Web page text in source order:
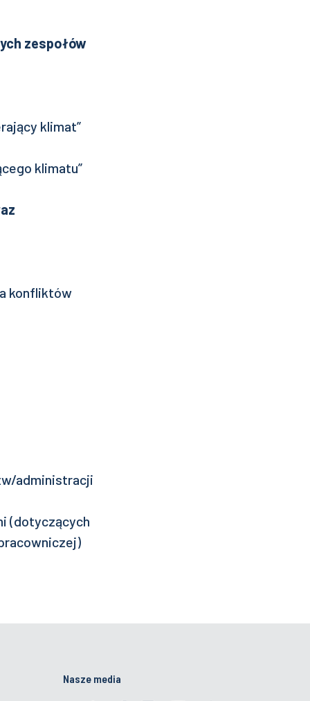
zespołów
klimat”
klimatu”
konfliktów
administracji
(dotyczących
Nasze media